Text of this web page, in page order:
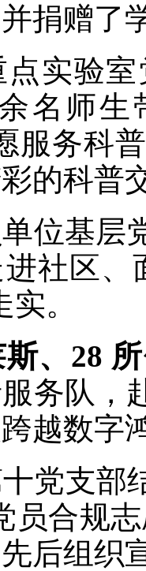
捐赠了
点实验
名师
服务科
的科普
基层党
社区、
。
、28 所
务队，
越数字
党支部
员合规
后组织